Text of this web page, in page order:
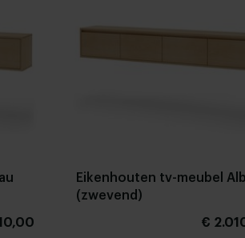
Eikenhouten tv-meubel
(zwevend)
€